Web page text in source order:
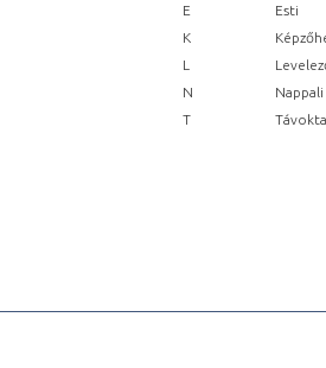
E
Esti
K
L
N
Nappali
T